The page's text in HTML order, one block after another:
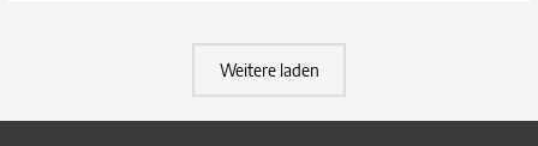
Weitere laden